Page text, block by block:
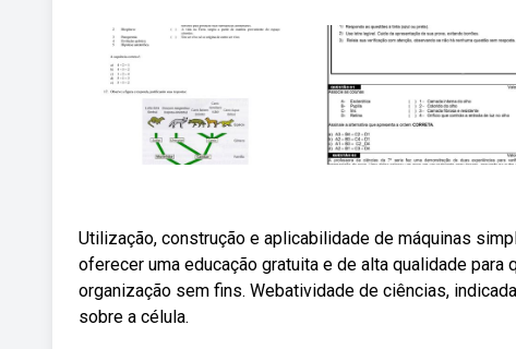
Utilização, construção e aplicabilidade de máquinas
oferecer uma educação gratuita e de alta qualidade para
organização sem fins. Webatividade de ciências,
sobre a célula.